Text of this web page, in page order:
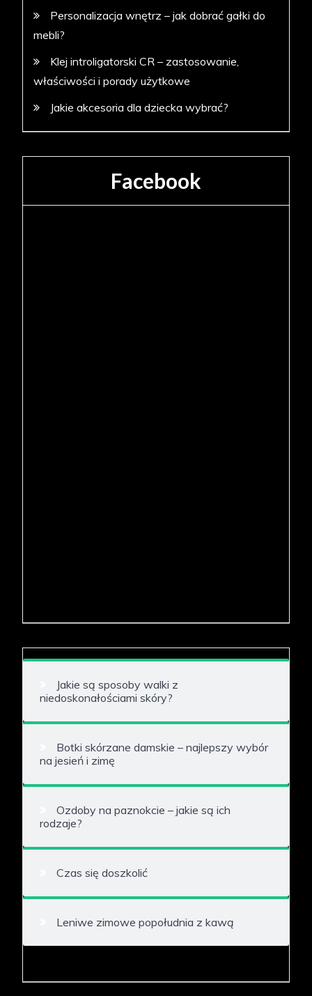
Personalizacja wnętrz – jak dobrać gałki do
mebli?
Klej introligatorski CR – zastosowanie,
właściwości i porady użytkowe
Jakie akcesoria dla dziecka wybrać?
Facebook
Jakie są sposoby walki z
niedoskonałościami skóry?
Botki skórzane damskie – najlepszy wybór
na jesień i zimę
Ozdoby na paznokcie – jakie są ich
rodzaje?
Czas się doszkolić
Leniwe zimowe popołudnia z kawą